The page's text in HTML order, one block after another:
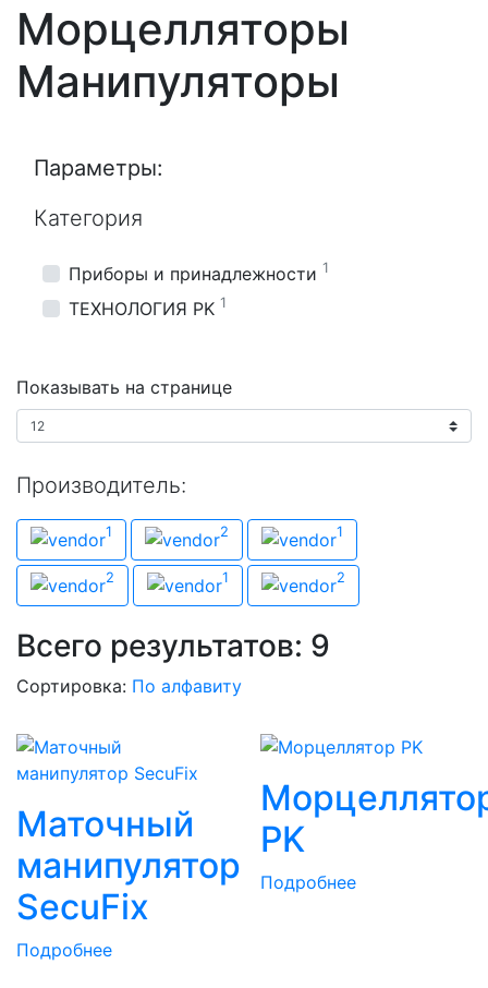
Морцелляторы
Манипуляторы
Параметры:
Категория
Приборы и принадлежности 1
ТЕХНОЛОГИЯ PK 1
Показывать на странице
Производитель:
Производитель
Eleps
1 Karl Storz
2 NOUVAG
1
Olympus
2 Richard Wolf
1 НПФ Крыло
2
Всего результатов: 9
Сортировка: По алфавиту
Маточный
манипулятор
SecuFix
Подробнее
PK
Подробнее